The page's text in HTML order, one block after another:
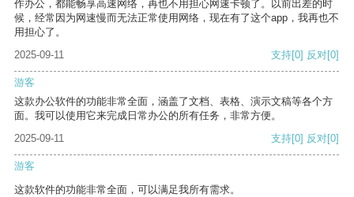
作办公，都能畅享高速网络，再也不用担心网速卡顿了。以前出差的时
候，经常因为网速慢而无法正常使用网络，现在有了这个app，我再也不
用担心了。
2025-09-11
支持[0] 反对[0]
游客
这款办公软件的功能非常全面，涵盖了文档、表格、演示文稿等各个方
面。我可以使用它来完成日常办公的所有任务，非常方便。
2025-09-11
支持[0] 反对[0]
游客
这款软件的功能非常全面，可以满足我所有需求。